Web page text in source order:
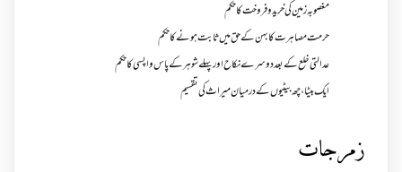
مغصوبہ زمین کی خرید و فروخت کا حکم
حرمت مصاہرت کا بہن کے حق میں ثابت ہونے کا حکم
عدالتی خلع کے بعد دوسرے نکاح اور پہلے شوہر کے پاس واپسی کا حکم
ایک بیٹا ، چھ بیٹیوں کے درمیان میراث کی تقسیم
زمرجات